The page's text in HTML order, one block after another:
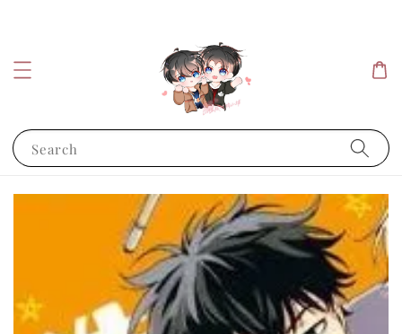
Search